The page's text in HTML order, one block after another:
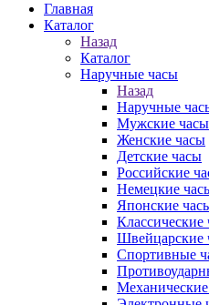
Главная
Каталог
Назад
Каталог
Наручные часы
Назад
Наручные
Мужские часы
Женские часы
Детские часы
Российские
Немецкие
Японские
Классические
Швейцарские
Спортивные